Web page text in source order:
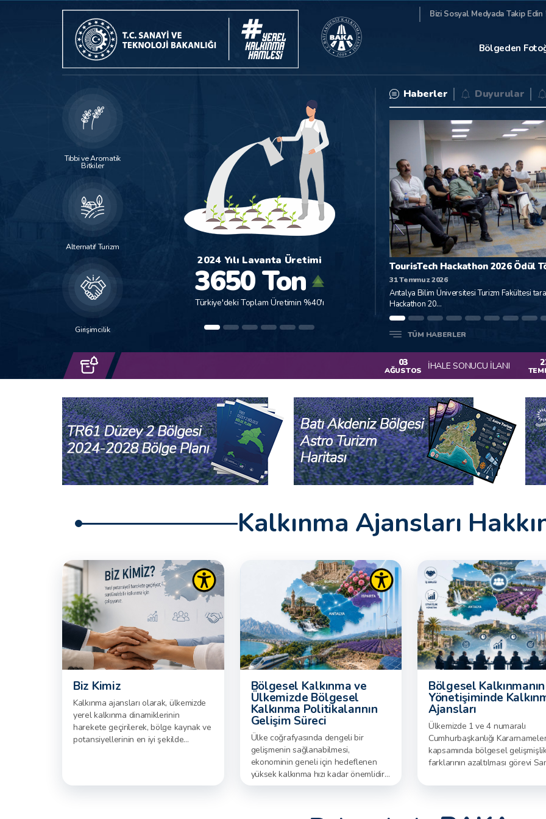
Bizi Sosyal Medyada Takip Edin
Bölgeden
Tıbbi ve Aromatik
Bitkiler
Alternatif Turizm
Girişimcilik
ve Gül Ekim Alanı 2024 Yılı Lavanta Üretimi
3650 Ton
Türkiye'deki Toplam Üretimin %40'ı
2024 Yılı Yağlık Gül
18.399 Ton
Türkiye'deki Toplam Üretimin %95'i
Haberler Duyurular
TourisTech Hackathon 2026 Ödül
31 Temmuz 2026
Antalya Bilim Üniversitesi Turizm Fakültesi
Hackathon 20...
TÜM HABERLER
İHALE SONUCU İLANI 22
TEMMUZ BAKA
Kalkınma Ajansları
Biz Kimiz
Kalkınma ajansları olarak, ülkemizde
yerel kalkınma dinamiklerinin
harekete geçirilerek, bölge kaynak ve
potansiyellerinin en iyi şekilde
vatandaşlarımızın fırsatlara erişiminin
Bölgesel Kalkınma ve
Ülkemizde Bölgesel
Kalkınma Politikalarının
Gelişim Süreci
Ülke coğrafyasında dengeli bir
gelişmenin sağlanabilmesi,
ekonominin geneli için hedeflenen
yüksek kalkınma hızı kadar önemlidir.
Doğal ve toplumsal kaynakların
Bölgesel Kalkınmanın
Yönetişiminde
Ajansları
Ülkemizde 1 ve 4 numaralı
Cumhurbaşkanlığı
kapsamında bölgesel
farklarının azaltılması görevi
bu görev çerçevesinde